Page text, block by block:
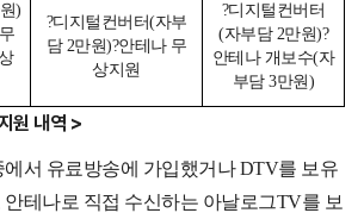
)
?디지털컨버터(자부
담 2만원)?안테나 무
상지원
?디지털컨버터
(자부담 2만원)?
안테나 개보수(자
부담 3만원)
원 내역 >
서 유료방송에 가입했거나 DTV를 보유
테나로 직접 수신하는 아날로그TV를 보